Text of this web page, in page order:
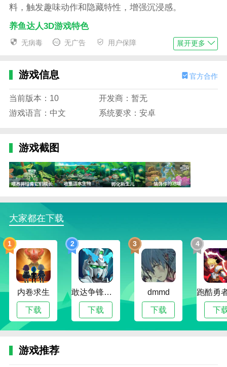
料，触发趣味动作和隐藏特性，增强沉浸感。
养鱼达人3D游戏特色
1、3D写实画风：采用高清建模还原海洋生态，水
2、鱼种丰富多样：收录百种海洋与淡水鱼类，从
3、轻松放置养成：无需长时间操作，上线即可领
取收益，轻松升级水族箱与鱼类；
景，如冰川海域、珊瑚丛林、梦幻深海等。
养鱼达人3D游戏内容
1、操作简单易上手，适合各年龄段玩家，通过拖
2、玩家可自定义水族布局，选择灯光、水流、背
景音乐等，打造专属水下氛围；
3、游戏内设有成就系统，完成收藏、升级、互动
等任务即可解锁稀有道具或新鱼种；
4、还原真实鱼类生态，每种鱼类都有独立的生活
习性、活动区域和互动方式，极具代入感。
养鱼达人3D游戏优势
1、【海底奇观一览无遗，仿佛置身真实水族馆】
美；
无病毒 无广告 用户保障 展开更多
游戏信息 官方合作
当前版本：10
开发商：暂无
游戏语言：中文
系统要求：安卓
游戏截图
大家都在下载
1
内卷求生
下载
2
敢达争锋对决无限钻石版
下载
3
dmmd
下载
4
下
游戏推荐